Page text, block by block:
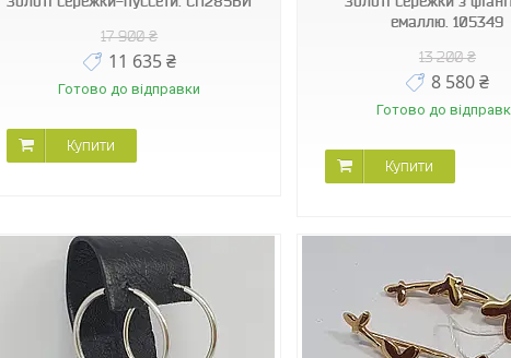
17 900 ₴
11 635 ₴
Готово до відправки
Купити
емаллю. 105349
13 200 ₴
8 580 ₴
Готово до
Купити